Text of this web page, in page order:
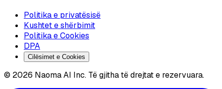
Politika e privatësisë
Kushtet e shërbimit
Politika e Cookies
DPA
Cilësimet e Cookies
© 2026 Naoma AI Inc. Të gjitha të drejtat e rezervuara.